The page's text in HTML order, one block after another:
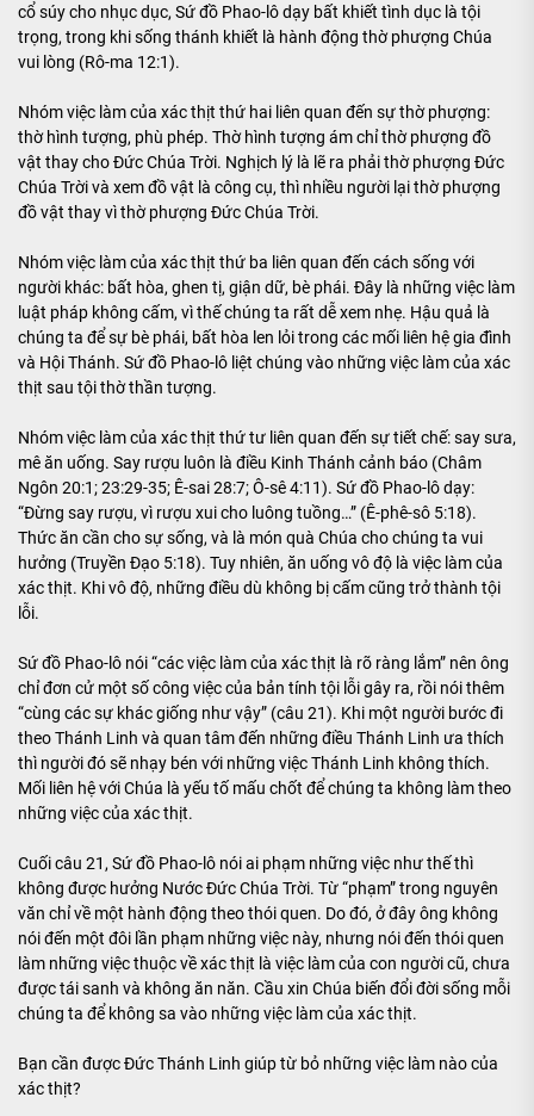
cổ súy cho nhục dục, Sứ đồ Phao-lô dạy bất khiết tình dục là tội
trọng, trong khi sống thánh khiết là hành động thờ phượng Chúa
vui lòng (Rô-ma 12:1).
Nhóm việc làm của xác thịt thứ hai liên quan đến sự thờ phượng:
thờ hình tượng, phù phép. Thờ hình tượng ám chỉ thờ phượng đồ
vật thay cho Đức Chúa Trời. Nghịch lý là lẽ ra phải thờ phượng Đức
Chúa Trời và xem đồ vật là công cụ, thì nhiều người lại thờ phượng
đồ vật thay vì thờ phượng Đức Chúa Trời.
Nhóm việc làm của xác thịt thứ ba liên quan đến cách sống với
người khác: bất hòa, ghen tị, giận dữ, bè phái. Đây là những việc làm
luật pháp không cấm, vì thế chúng ta rất dễ xem nhẹ. Hậu quả là
chúng ta để sự bè phái, bất hòa len lỏi trong các mối liên hệ gia đình
và Hội Thánh. Sứ đồ Phao-lô liệt chúng vào những việc làm của xác
thịt sau tội thờ thần tượng.
Nhóm việc làm của xác thịt thứ tư liên quan đến sự tiết chế: say sưa,
mê ăn uống. Say rượu luôn là điều Kinh Thánh cảnh báo (Châm
Ngôn 20:1; 23:29-35; Ê-sai 28:7; Ô-sê 4:11). Sứ đồ Phao-lô dạy:
“Đừng say rượu, vì rượu xui cho luông tuồng…” (Ê-phê-sô 5:18).
Thức ăn cần cho sự sống, và là món quà Chúa cho chúng ta vui
hưởng (Truyền Đạo 5:18). Tuy nhiên, ăn uống vô độ là việc làm của
xác thịt. Khi vô độ, những điều dù không bị cấm cũng trở thành tội
lỗi.
Sứ đồ Phao-lô nói “các việc làm của xác thịt là rõ ràng lắm” nên ông
chỉ đơn cử một số công việc của bản tính tội lỗi gây ra, rồi nói thêm
“cùng các sự khác giống như vậy” (câu 21). Khi một người bước đi
theo Thánh Linh và quan tâm đến những điều Thánh Linh ưa thích
thì người đó sẽ nhạy bén với những việc Thánh Linh không thích.
Mối liên hệ với Chúa là yếu tố mấu chốt để chúng ta không làm theo
những việc của xác thịt.
Cuối câu 21, Sứ đồ Phao-lô nói ai phạm những việc như thế thì
không được hưởng Nước Đức Chúa Trời. Từ “phạm” trong nguyên
văn chỉ về một hành động theo thói quen. Do đó, ở đây ông không
nói đến một đôi lần phạm những việc này, nhưng nói đến thói quen
làm những việc thuộc về xác thịt là việc làm của con người cũ, chưa
được tái sanh và không ăn năn. Cầu xin Chúa biến đổi đời sống mỗi
chúng ta để không sa vào những việc làm của xác thịt.
Bạn cần được Đức Thánh Linh giúp từ bỏ những việc làm nào của
xác thịt?